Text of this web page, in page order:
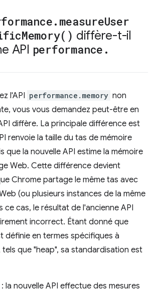
. measureUser
Memory( ) diffère-t-il
API performance .
l'API performance.memory non
vous vous demandez peut-être en
diffère. La principale différence est
renvoie la taille du tas de mémoire
que la nouvelle API estime la mémoire
Web. Cette différence devient
Chrome partage le même tas avec
(ou plusieurs instances de la même
ce cas, le résultat de l'ancienne API
incorrect. Étant donné que
définie en termes spécifiques à
que "heap", sa standardisation est
la nouvelle API effectue des mesures